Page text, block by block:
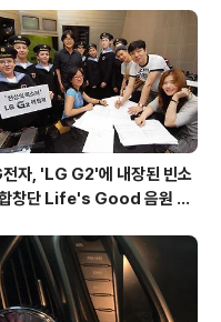
스 M1(M
* 144
어..
전자, 'LG G2'에 내장된 빈소
창단 Life's Good 음원 공